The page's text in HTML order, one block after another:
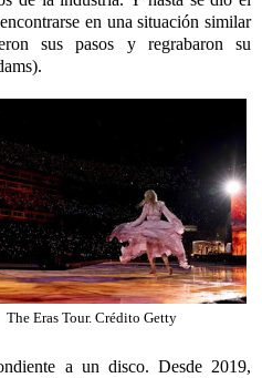
en una situación similar
sus pasos y regrabaron su
The Eras Tour. Crédito Getty
a un disco. Desde 2019,